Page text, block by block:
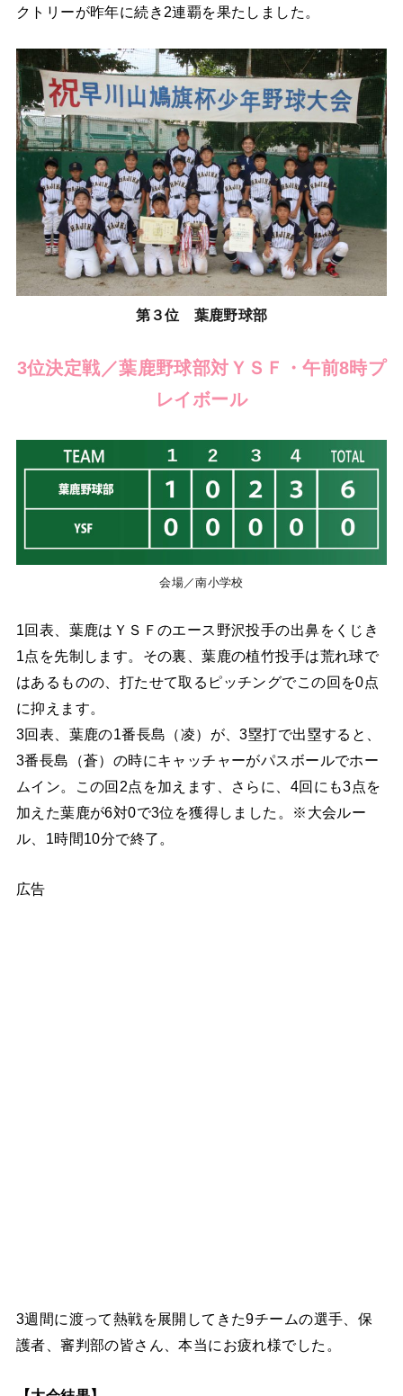
クトリーが昨年に続き2連覇を果たしました。
第３位 葉鹿野球部
3位決定戦／葉鹿野球部対ＹＳＦ・午前8時プ
レイボール
会場／南小学校
1回表、葉鹿はＹＳＦのエース野沢投手の出鼻をくじき
1点を先制します。その裏、葉鹿の植竹投手は荒れ球で
はあるものの、打たせて取るピッチングでこの回を0点
に抑えます。
3回表、葉鹿の1番長島（凌）が、3塁打で出塁すると、
3番長島（蒼）の時にキャッチャーがパスボールでホー
ムイン。この回2点を加えます、さらに、4回にも3点を
加えた葉鹿が6対0で3位を獲得しました。※大会ルー
ル、1時間10分で終了。
広告
3週間に渡って熱戦を展開してきた9チームの選手、保
護者、審判部の皆さん、本当にお疲れ様でした。